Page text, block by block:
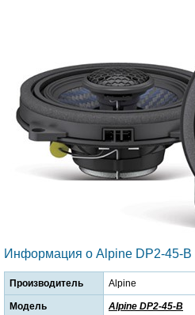
Информация о Alpine DP2-45-B
Производитель Alpine
Модель Alpine DP2-45-B